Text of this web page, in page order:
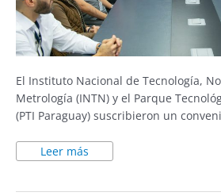
El Instituto Nacional de Tecnología,
Metrología (INTN) y el Parque
(PTI Paraguay) suscribieron un
Leer más